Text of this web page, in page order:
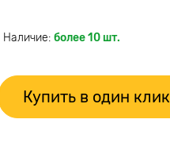
Наличие: более 10 шт.
Купить в один клик